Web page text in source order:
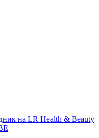
на LR Health & Beauty